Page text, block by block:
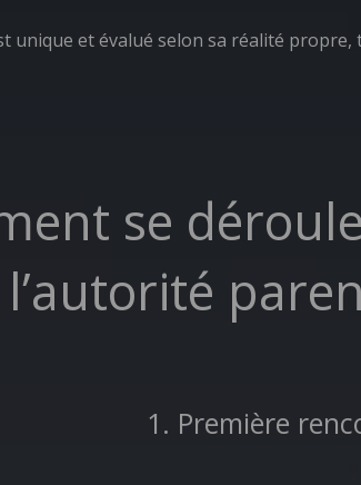
unique et évalué selon sa réalité propre,
se
l’autorité
1. Première